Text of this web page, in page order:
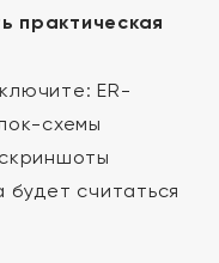
практическая
ER-
схемы
считаться